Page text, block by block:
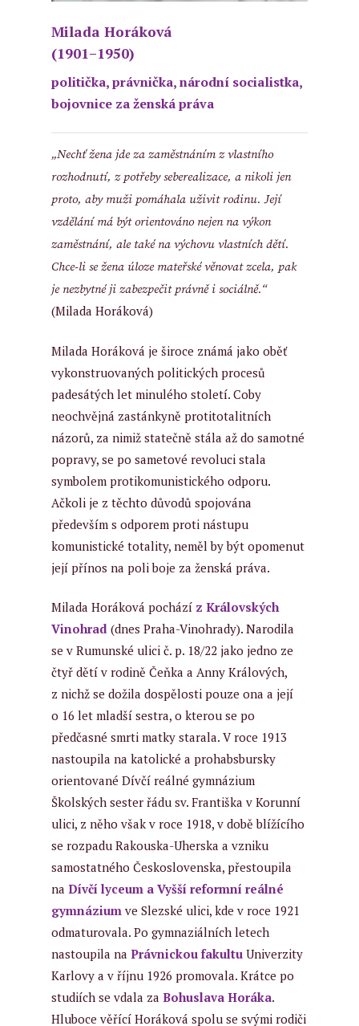
Milada Horáková
(1901–1950)
politička, právnička, národní socialistka,
bojovnice za ženská práva
„Nechť žena jde za zaměstnáním z vlastního
rozhodnutí, z potřeby seberealizace, a nikoli jen
proto, aby muži pomáhala uživit rodinu. Její
vzdělání má být orientováno nejen na výkon
zaměstnání, ale také na výchovu vlastních dětí.
Chce-li se žena úloze mateřské věnovat zcela, pak
je nezbytné ji zabezpečit právně i sociálně.“
(Milada Horáková)
Milada Horáková je široce známá jako oběť
vykonstruovaných politických procesů
padesátých let minulého století. Coby
neochvějná zastánkyně protitotalitních
názorů, za nimiž statečně stála až do samotné
popravy, se po sametové revoluci stala
symbolem protikomunistického odporu.
Ačkoli je z těchto důvodů spojována
především s odporem proti nástupu
komunistické totality, neměl by být opomenut
její přínos na poli boje za ženská práva.
Milada Horáková pochází z Královských
Vinohrad (dnes Praha-Vinohrady). Narodila
se v Rumunské ulici č. p. 18/22 jako jedno ze
čtyř dětí v rodině Čeňka a Anny Králových,
z nichž se dožila dospělosti pouze ona a její
o 16 let mladší sestra, o kterou se po
předčasné smrti matky starala. V roce 1913
nastoupila na katolické a prohabsbursky
orientovanéDívčí reálné gymnázium
Školských sester řádu sv. Františka v Korunní
ulici, z něho však v roce 1918, v době blížícího
se rozpadu Rakouska-Uherska a vzniku
samostatného Československa, přestoupila
naDívčí lyceum a Vyšší reformní reálné
gymnázium ve Slezské ulici, kde v roce 1921
odmaturovala.Po gymnaziálních letech
nastoupila naPrávnickou fakultu Univerzity
Karlovy a v říjnu 1926 promovala. Krátce po
studiích se vdala zaBohuslava Horáka.
Hluboce věřící Horáková spolu se svými rodiči